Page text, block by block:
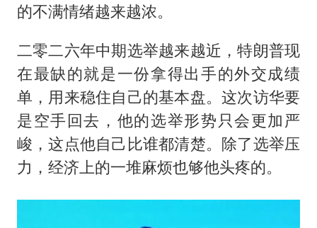
的不满情绪越来越浓。
二零二六年中期选举越来越近，特朗普现
在最缺的就是一份拿得出手的外交成绩
单，用来稳住自己的基本盘。这次访华要
是空手回去，他的选举形势只会更加严
峻，这点他自己比谁都清楚。除了选举压
力，经济上的一堆麻烦也够他头疼的。